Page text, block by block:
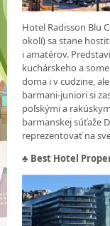
Hotel Radisson Blu
okolí) sa stane
i amatérov.
kuchárskeho a
doma i v cudzine,
barmani-juniori si
poľskými a
barmanskej súťaže
reprezentovať na
♣ Best Hotel